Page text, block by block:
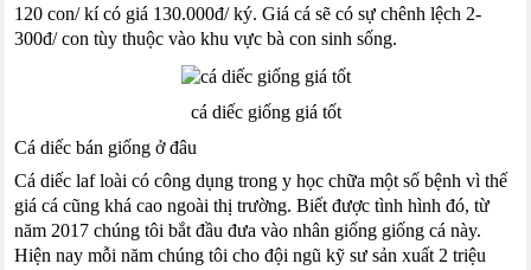
120 con/ kí có giá 130.000đ/ ký. Giá cá sẽ có sự chênh lệch 2-
300đ/ con tùy thuộc vào khu vực bà con sinh sống.
cá diếc giống giá tốt
Cá diếc bán giống ở đâu
Cá diếc laf loài có công dụng trong y học chữa một số bệnh vì thế
giá cá cũng khá cao ngoài thị trường. Biết được tình hình đó, từ
năm 2017 chúng tôi bắt đầu đưa vào nhân giống giống cá này.
Hiện nay mỗi năm chúng tôi cho đội ngũ kỹ sư sản xuất 2 triệu